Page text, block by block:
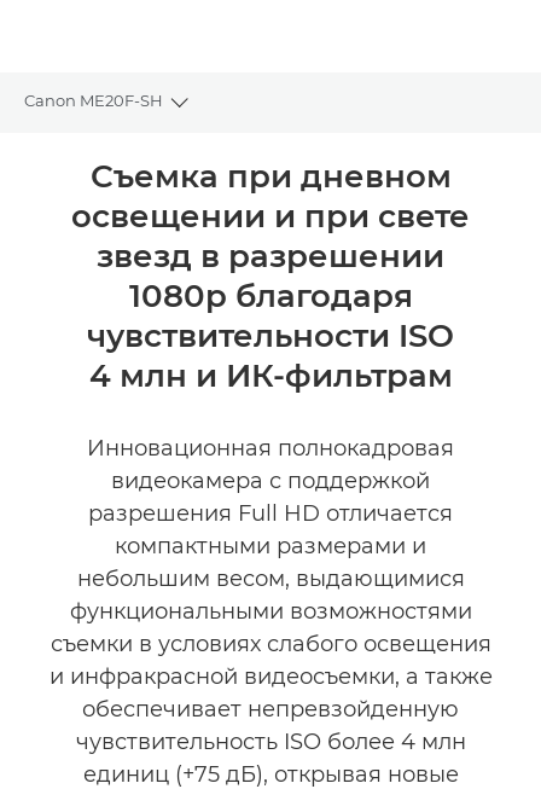
Canon ME20F-SH
Toggle breadcrumbs
Общая информация
Технические характеристики
Съемка при дневном
освещении и при свете
звезд в разрешении
1080p благодаря
чувствительности ISO
4 млн и ИК-фильтрам
Инновационная полнокадровая
видеокамера с поддержкой
разрешения Full HD отличается
компактными размерами и
небольшим весом, выдающимися
функциональными возможностями
съемки в условиях слабого освещения
и инфракрасной видеосъемки, а также
обеспечивает непревзойденную
чувствительность ISO более 4 млн
единиц (+75 дБ), открывая новые